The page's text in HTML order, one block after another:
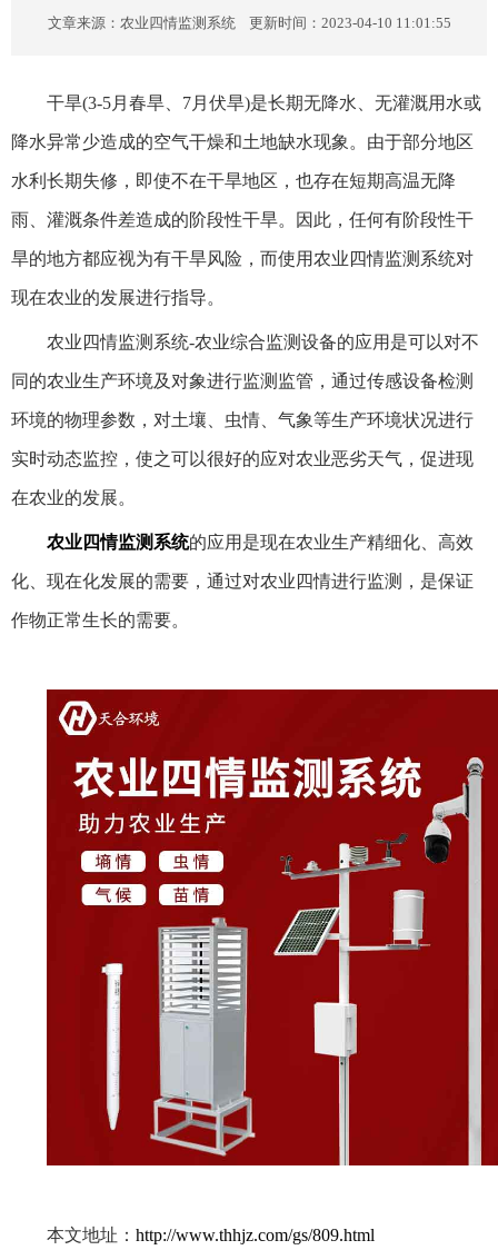
文章来源： 农业四情监测系统更新时间：2023-04-10 11:01:55
干旱(3-5月春旱、7月伏旱)是长期无降水、无灌溉用水或
降水异常少造成的空气干燥和土地缺水现象。由于部分地区
水利长期失修，即使不在干旱地区，也存在短期高温无降
雨、灌溉条件差造成的阶段性干旱。因此，任何有阶段性干
旱的地方都应视为有干旱风险，而使用农业四情监测系统对
现在农业的发展进行指导。
农业四情监测系统-农业综合监测设备的应用是可以对不
同的农业生产环境及对象进行监测监管，通过传感设备检测
环境的物理参数，对土壤、虫情、气象等生产环境状况进行
实时动态监控，使之可以很好的应对农业恶劣天气，促进现
在农业的发展。
农业四情监测系统的应用是现在农业生产精细化、高效
化、现在化发展的需要，通过对农业四情进行监测，是保证
作物正常生长的需要。
本文地址： http://www.thhjz.com/gs/809.html